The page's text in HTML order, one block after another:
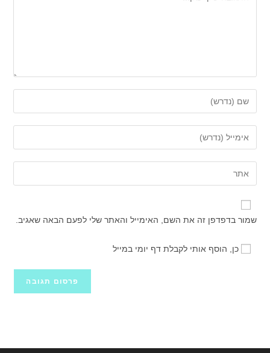
את
השם
שלך
שם
משתמש
כדי
להגיב
את
כתובת
דואר
שלך
כדי
את
כתובת
שלך
שמור בדפדפן זה את השם, האימייל והאתר שלי לפעם הבאה שאגיב.
כן, הוסף אותי לקבלת דף יומי במייל